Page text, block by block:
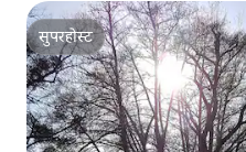
सुपरहोस्ट
सुपरहोस्ट